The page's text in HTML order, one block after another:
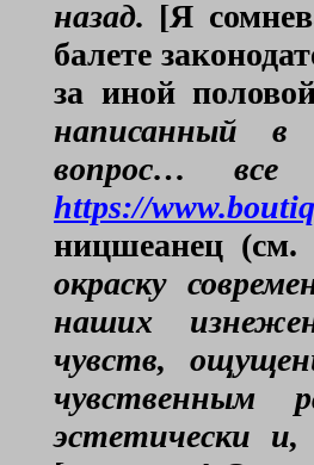
назад. [Я
балете
за иной
написанный в
вопрос… все
https://
ницшеанец (см.
окраску
наших
чувств,
чувственным
эстетически и,